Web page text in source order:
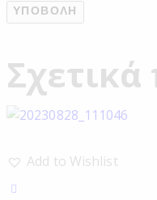
Σχετικά
Add to Wishlist